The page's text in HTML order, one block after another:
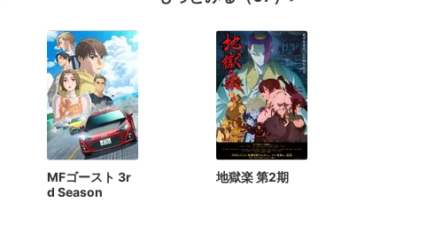
MFゴースト 3r
d Season
地獄楽 第2期